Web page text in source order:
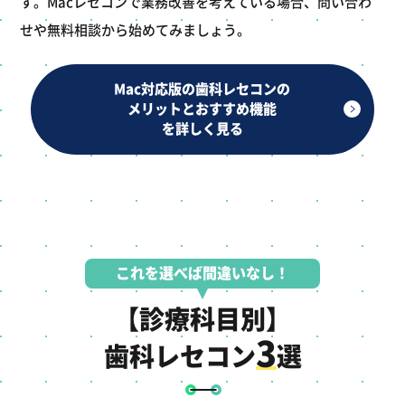
せや無料相談から始めてみましょう。
Mac対応版の歯科レセコンの
メリットとおすすめ機能
を詳しく見る
これを選べば間違いなし！
【診療科目別】
歯科レセコン3選